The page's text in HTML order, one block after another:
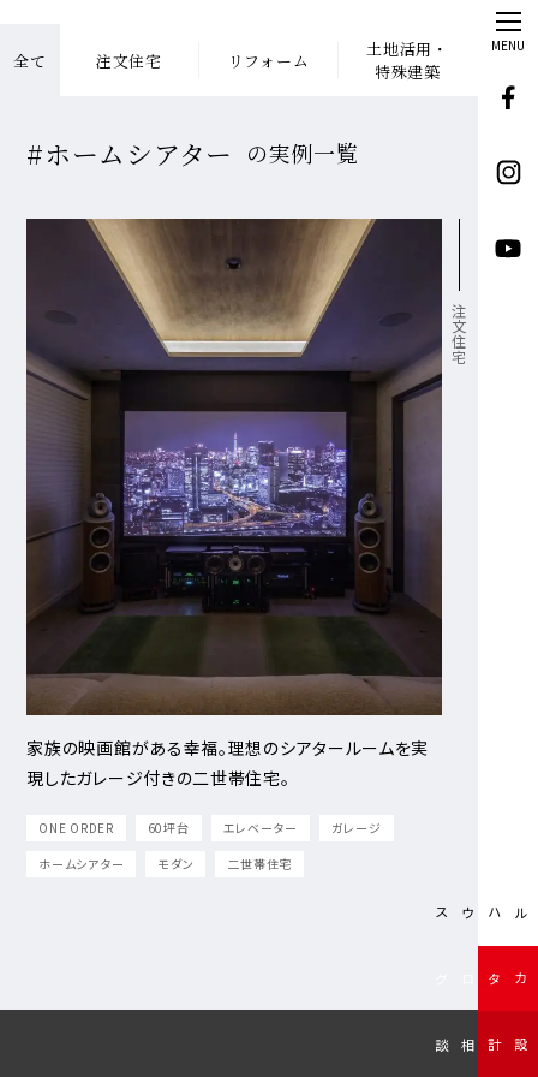
MENU
モデルハウス
無料設計相談
全て 注文住宅 リフォーム
土地活用・
特殊建築
#ホームシアター の実例一覧
注文住宅
家族の映画館がある幸福。理想のシアタールームを実
現したガレージ付きの二世帯住宅。
ONE ORDER 60坪台 エレベーター
ガレージ
ホームシアター
モダン 二世帯住宅